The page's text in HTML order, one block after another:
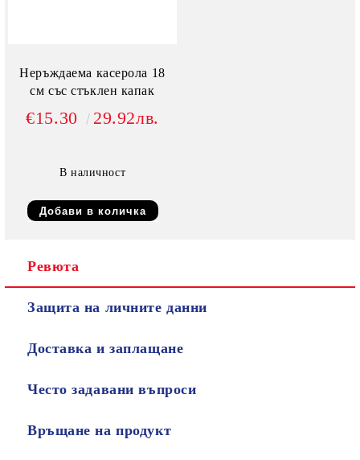
Неръждаема касерола 18
см със стъклен капак
€15.30 29.92лв.
В наличност
Ревюта
Защита на личните данни
Доставка и заплащане
Често задавани въпроси
Връщане на продукт